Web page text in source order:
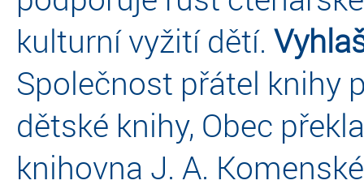
kulturní vyžití dětí.
Společnost přátel knihy
dětské knihy, Obec
knihovna J. A.